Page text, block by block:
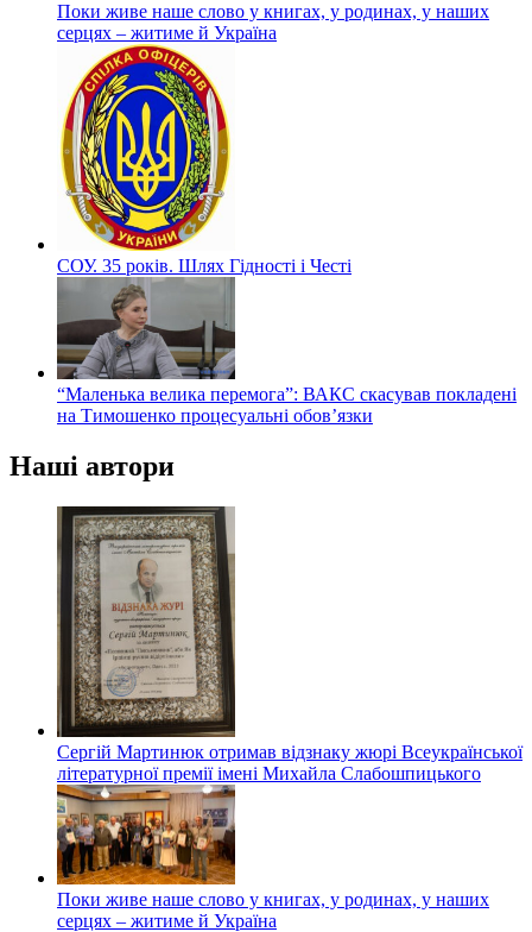
Поки живе наше слово у книгах, у родинах, у наших
серцях – житиме й Україна
СОУ. 35 років. Шлях Гідності і Честі
“Маленька велика перемога”: ВАКС скасував покладені
на Тимошенко процесуальні обов’язки
Наші автори
Сергій Мартинюк отримав відзнаку жюрі Всеукраїнської
літературної премії імені Михайла Слабошпицького
Поки живе наше слово у книгах, у родинах, у наших
серцях – житиме й Україна